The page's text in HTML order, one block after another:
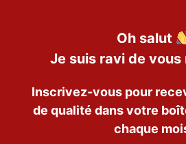
Oh salut
Je suis ravi de vous
Inscrivez-vous pour
de qualité dans votre
chaque